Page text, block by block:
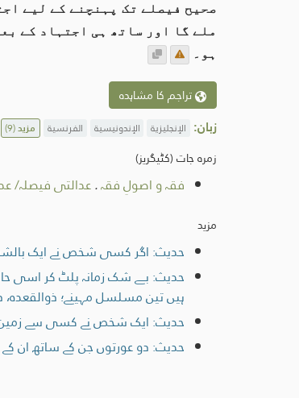
صحیح فیصلے تک پہنچنے کے لیے
ملے گا اور ساتھ ہی اجتہاد کے
ہو۔
تراجم کا مشاہدہ
زبان: الإنجليزية الإندونيسية الفرنسية مزید(9)
زمرہ جات (کٹیگریز)
فقہ و اصولِ فقہ.عدالتی فیصلہ/
مزید
حدیث: اگر کسی شخص نے ایک
حدیث: بے شک زمانہ پلٹ کر اسی
ہیں تین مسلسل مہینے؛ ذوالقعدہ،
حدیث: ایک شخص نے کسی سے زمین
حدیث: دو عورتوں جن کے ساتھ ان کے